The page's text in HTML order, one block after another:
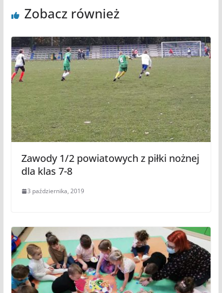
Zobacz również
Zawody 1/2 powiatowych z piłki nożnej
dla klas 7-8
3 października, 2019